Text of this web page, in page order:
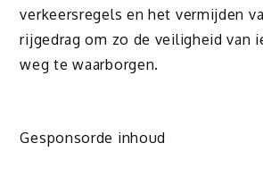
verkeersregels en het vermijden
rijgedrag om zo de veiligheid van
weg te waarborgen.
Gesponsorde inhoud